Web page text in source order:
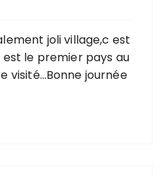
joli village,c est
le premier pays au
visité…Bonne journée